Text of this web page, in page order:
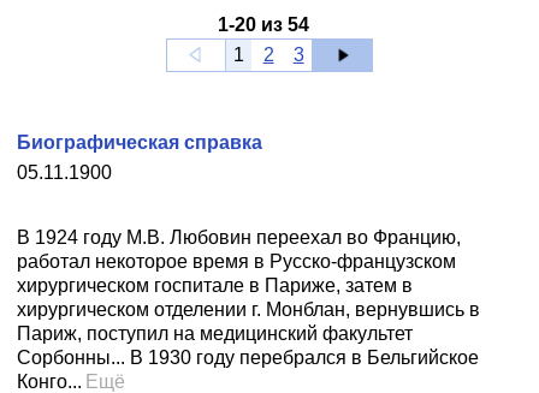
1-20из 54
1
2 3
05.11.1900
Биографическая справка
В 1924 году М.В. Любовин переехал во Францию,
работал некоторое время в Русско-французском
хирургическом госпитале в Париже, затем в
хирургическом отделении г. Монблан, вернувшись в
Париж, поступил на медицинский факультет
Сорбонны... В 1930 году перебрался в Бельгийское
Конго... Ещё